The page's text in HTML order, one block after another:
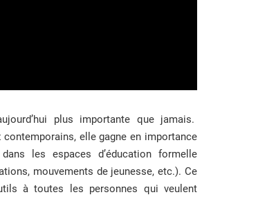
plus importante que jamais.
elle gagne en importance
les espaces d’éducation formelle
mouvements de jeunesse, etc.). Ce
à toutes les personnes qui veulent